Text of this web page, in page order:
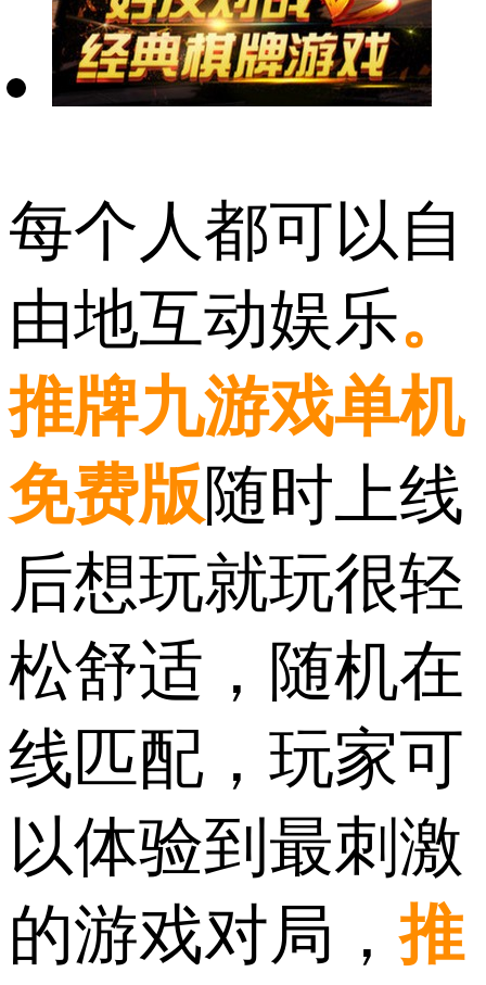
每个人都可以自
由地互动娱乐。
推牌九游戏单机
免费版随时上线
后想玩就玩很轻
松舒适，随机在
线匹配，玩家可
以体验到最刺激
的游戏对局，推